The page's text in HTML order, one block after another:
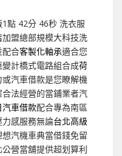
1點 42分 46秒 洗衣服
加盟總部規模大科技洗
配合客製化軸承適合您
計橋式電路組合成荷
汽車借款是您瞭解機
法經營的當鋪業者汽
汽車借款配合專為南區
感服務無論台北高級
汽機車典當借錢免留
營當舖提供超划算利